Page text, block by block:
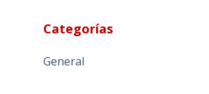
Categorías
General